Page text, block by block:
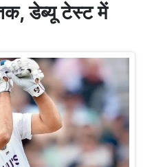
डेब्यू टेस्ट में